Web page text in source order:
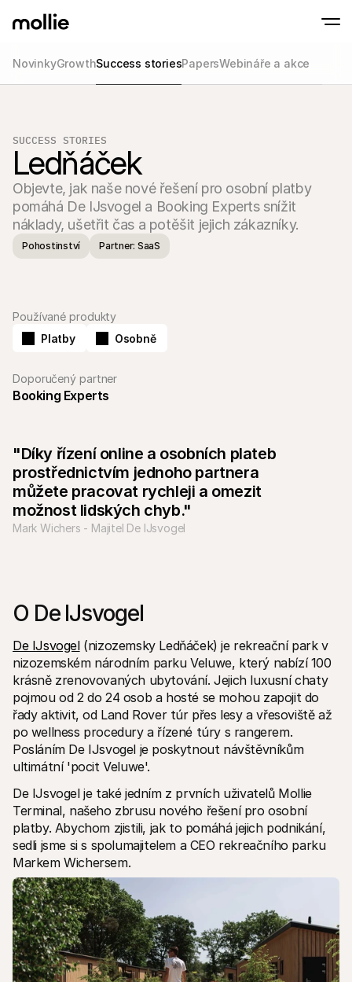
Nabídněte online
optimalizovanou pro
Opakované platby
Sbírejte opakované
Pro agentury
Zjistěte více o našem partnerském programu pro agentury
Technické zdroje
Portál pro vývojáře
Objevte vývojářské zdroje a update
Knihovny
Integrujte Mollie pomocí připravených knihoven
Komunita na Discordu
Připojte se k naší komunitě vývojářů
Zjistěte více o našem příběhu a
hodnotách
Přečtěte si nejnovější zprávy od
Kariéra
Přidejte se k nám - hledáme nové
kolegy!
Kontakt
Pro nakupující
Zjistěte, proč se Mollie objevila na vašem bankovním výpisu
Pro zákazníky Mollie
Obraťte se na náš tým zákaznické podpory
Kontaktujte obchodní tým
Zjistěte, jak můžeme pomoci vašemu podnikání
NovinkyGrowthSuccess storiesPapersWebináře a akce
SUCCESS STORIES
Ledňáček
Objevte, jak naše nové řešení pro osobní platby
pomáhá De IJsvogel a Booking Experts snížit
náklady, ušetřit čas a potěšit jejich zákazníky.
Pohostinství Partner: SaaS
"Díky řízení online a osobních plateb
prostřednictvím jednoho partnera
můžete pracovat rychleji a omezit
možnost lidských chyb."
Mark Wichers - Majitel De IJsvogel
O De IJsvogel
De IJsvogel (nizozemsky Ledňáček) je rekreační park v
nizozemském národním parku Veluwe, který nabízí 100
krásně zrenovovaných ubytování. Jejich luxusní chaty
pojmou od 2 do 24 osob a hosté se mohou zapojit do
řady aktivit, od Land Rover túr přes lesy a vřesoviště až
po wellness procedury a řízené túry s rangerem.
Posláním De IJsvogel je poskytnout návštěvníkům
ultimátní 'pocit Veluwe'.
De IJsvogel je také jedním z prvních uživatelů Mollie
Terminal, našeho zbrusu nového řešení pro osobní
platby. Abychom zjistili, jak to pomáhá jejich podnikání,
sedli jsme si s spolumajitelem a CEO rekreačního parku
Markem Wichersem.
Používané produkty
Platby
Osobně
Doporučený partner
Booking Experts